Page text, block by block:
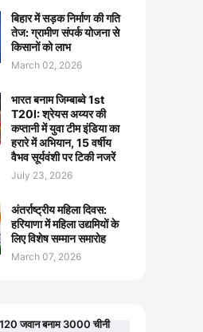
बिहार में सड़क निर्माण की गति
तेज: ग्रामीण संपर्क योजना से
किसानों को लाभ
March 02, 2026
भारत बनाम जिम्बाब्वे 1st
T20I: श्रेयस अय्यर की
कप्तानी में युवा टीम इंडिया का
हरारे में अभियान, 15 वर्षीय
वैभव सूर्यवंशी पर टिकी नजरें
July 23, 2026
अंतर्राष्ट्रीय महिला दिवस:
हरियाणा में महिला उद्यमियों के
लिए विशेष सम्मान समारोह
March 07, 2026
जवान बनाम 3000 चीनी